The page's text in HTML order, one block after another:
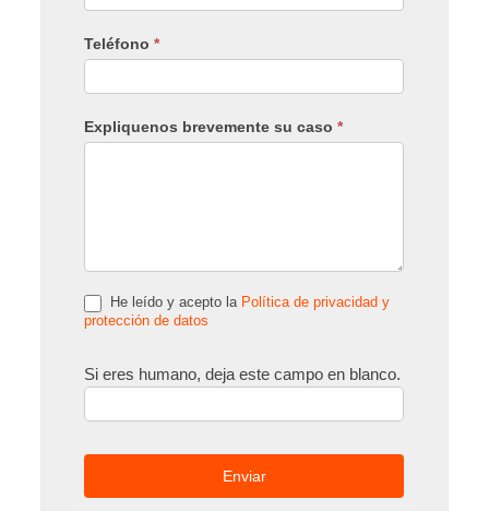
Teléfono*
Expliquenos brevemente su caso*
He leído y acepto la Política de privacidad y
protección de datos
Si eres humano, deja este campo en blanco.